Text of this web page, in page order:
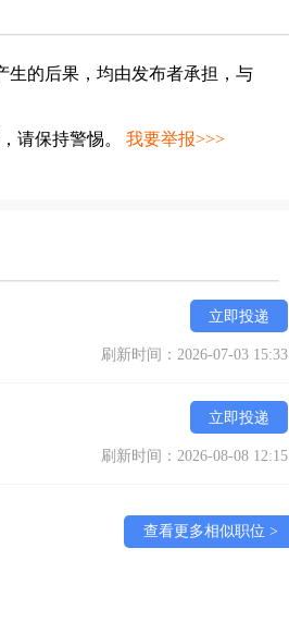
生的后果，均由发布者承担，与
请保持警惕。 我要举报>>>
立即投递
刷新时间：2026-07-03 15:33
立即投递
刷新时间：2026-08-08 12:15
查看更多相似职位 >